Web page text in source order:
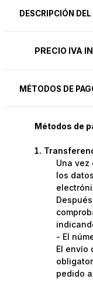
DESCRIPCIÓN
PRECIO IVA
MÉTODOS DE
Métodos de
Una vez
los
- El
El envío
pedido